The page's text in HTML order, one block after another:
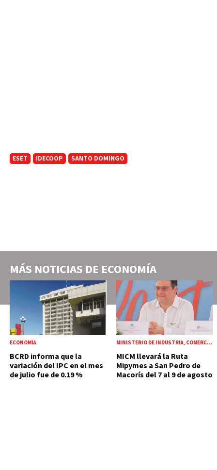
ESET IDECOOP SANTO DOMINGO
MÁS NOTICIAS DE ECONOMÍA
ECONOMÍA
BCRD informa que la
variación del IPC en el mes
de julio fue de 0.19 %
MINISTERIO DE INDUSTRIA, COMERCIO Y MIPYMES (MICM)
MICM llevará la Ruta
Mipymes a San Pedro de
Macorís del 7 al 9 de agosto